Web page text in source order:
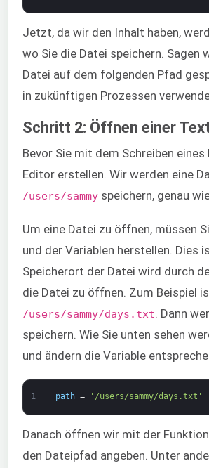
Jetzt, da wir den Inhalt haben,
wo Sie die Datei speichern. Sagen
Datei auf dem folgenden Pfad
in zukünftigen Prozessen
Schritt 2: Öffnen einer
Bevor Sie mit dem Schreiben
Editor erstellen. Wir werden eine
/users/sammy speichern, genau
Um eine Datei zu öffnen, müssen
und der Variablen herstellen. Dies
Speicherort der Datei wird durch
die Datei zu öffnen. Zum Beispiel
/users/sammy/days.txt. Dann
speichern. Wie Sie unten sehen
und ändern die Variable
1 path = '/users/sammy/days.txt'
Danach öffnen wir mit der Funktion
den Dateipfad angeben. Unter